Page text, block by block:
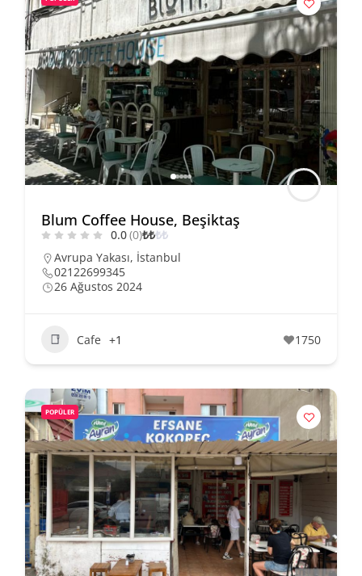
Blum Coffee House, Beşiktaş
0.0(0)₺₺₺₺
Avrupa Yakası, İstanbul
02122699345
26 Ağustos 2024
Cafe +1 1750
POPÜLER